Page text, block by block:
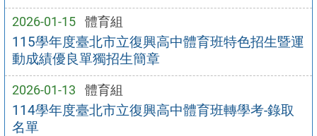
2026-01-15 體育組
115學年度臺北市立復興高中體育班特色招生暨運
動成績優良單獨招生簡章
2026-01-13 體育組
114學年度臺北市立復興高中體育班轉學考-錄取
名單